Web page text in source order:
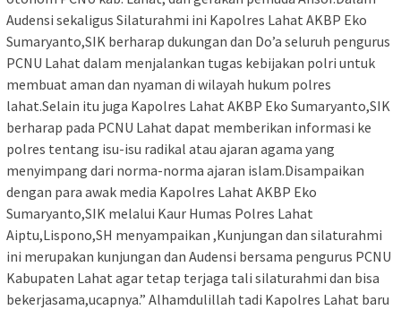
Audensi sekaligus Silaturahmi ini Kapolres Lahat AKBP Eko
Sumaryanto,SIK berharap dukungan dan Do’a seluruh pengurus
PCNU Lahat dalam menjalankan tugas kebijakan polri untuk
membuat aman dan nyaman di wilayah hukum polres
lahat.Selain itu juga Kapolres Lahat AKBP Eko Sumaryanto,SIK
berharap pada PCNU Lahat dapat memberikan informasi ke
polres tentang isu-isu radikal atau ajaran agama yang
menyimpang dari norma-norma ajaran islam.Disampaikan
dengan para awak media Kapolres Lahat AKBP Eko
Sumaryanto,SIK melalui Kaur Humas Polres Lahat
Aiptu,Lispono,SH menyampaikan ,Kunjungan dan silaturahmi
ini merupakan kunjungan dan Audensi bersama pengurus PCNU
Kabupaten Lahat agar tetap terjaga tali silaturahmi dan bisa
bekerjasama,ucapnya.” Alhamdulillah tadi Kapolres Lahat baru